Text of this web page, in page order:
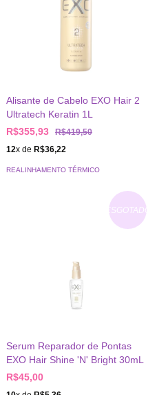
Alisante de Cabelo EXO Hair 2
Ultratech Keratin 1L
R$355,93
R$419,50
12x de R$36,22
REALINHAMENTO TÉRMICO
ESGOTADO
Serum Reparador de Pontas
EXO Hair Shine 'N' Bright 30mL
R$45,00